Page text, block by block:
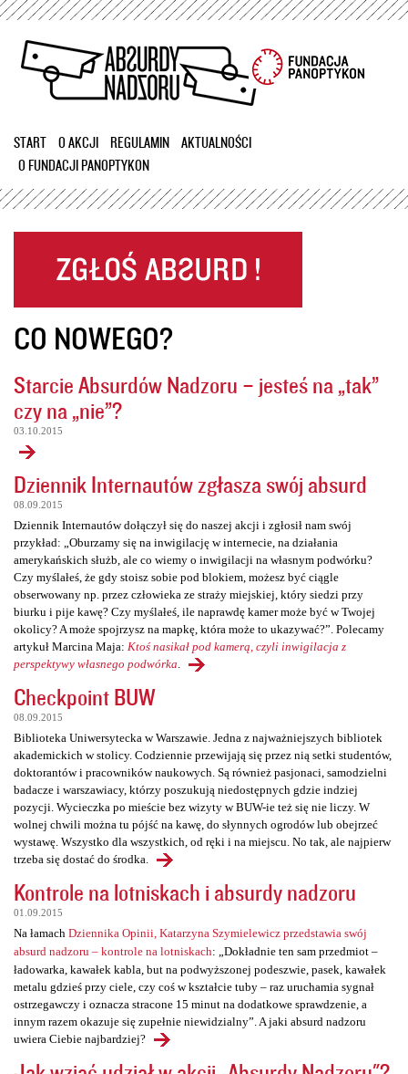
Przejdź
treści
START O AKCJI REGULAMIN
AKTUALNOŚCI
O FUNDACJI PANOPTYKON
CO NOWEGO?
Starcie Absurdów Nadzoru – jesteś na „tak”
czy na „nie”?
03.10.2015
Dziennik Internautów zgłasza swój absurd
08.09.2015
Dziennik Internautów dołączył się do naszej akcji i zgłosił nam swój
przykład: „Oburzamy się na inwigilację w internecie, na działania
amerykańskich służb, ale co wiemy o inwigilacji na własnym podwórku?
Czy myślałeś, że gdy stoisz sobie pod blokiem, możesz być ciągle
obserwowany np. przez człowieka ze straży miejskiej, który siedzi przy
biurku i pije kawę? Czy myślałeś, ile naprawdę kamer może być w Twojej
okolicy? A może spojrzysz na mapkę, która może to ukazywać?”. Polecamy
artykuł Marcina Maja: Ktoś nasikał pod kamerą, czyli inwigilacja z
perspektywy własnego podwórka
Checkpoint BUW
08.09.2015
Biblioteka Uniwersytecka w Warszawie. Jedna z najważniejszych bibliotek
akademickich w stolicy. Codziennie przewijają się przez nią setki studentów,
doktorantów i pracowników naukowych. Są również pasjonaci, samodzielni
badacze i warszawiacy, którzy poszukują niedostępnych gdzie indziej
pozycji. Wycieczka po mieście bez wizyty w BUW-ie też się nie liczy. W
wolnej chwili można tu pójść na kawę, do słynnych ogrodów lub obejrzeć
wystawę. Wszystko dla wszystkich, od ręki i na miejscu. No tak, ale najpierw
trzeba się dostać do środka.
Kontrole na lotniskach i absurdy nadzoru
01.09.2015
Na łamach Dziennika Opinii, Katarzyna Szymielewicz przedstawia swój
absurd nadzoru – kontrole na lotniskach: „Dokładnie ten sam przedmiot –
ładowarka, kawałek kabla, but na podwyższonej podeszwie, pasek, kawałek
metalu gdzieś przy ciele, czy coś w kształcie tuby – raz uruchamia sygnał
ostrzegawczy i oznacza stracone 15 minut na dodatkowe sprawdzenie, a
innym razem okazuje się zupełnie niewidzialny”. A jaki absurd nadzoru
uwiera Ciebie najbardziej?